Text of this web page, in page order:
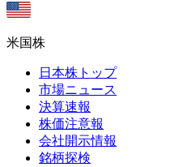
米国株
日本株トップ
市場ニュース
決算速報
株価注意報
会社開示情報
銘柄探検